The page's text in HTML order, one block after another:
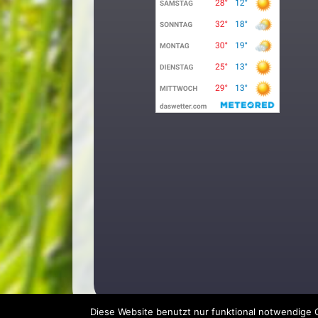
Diese Website benutzt nur funktional notwendige